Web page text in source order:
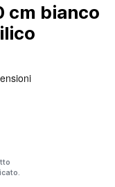
cm bianco